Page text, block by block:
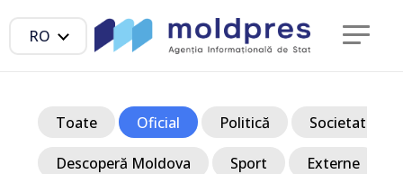
RO
Toate Oficial Politică Societate
Descoperă Moldova Sport Externe